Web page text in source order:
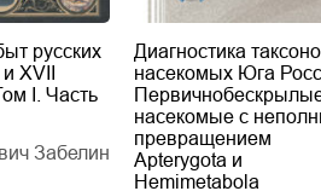
русских
XVII
I. Часть
Забелин
Диагностика
насекомых Юга
насекомые с
превращением
Apterygota и
Hemimetabola